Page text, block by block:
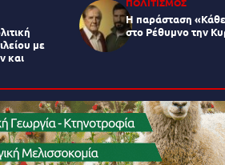
με
και
Η παράσταση
στο Ρέθυμνο την